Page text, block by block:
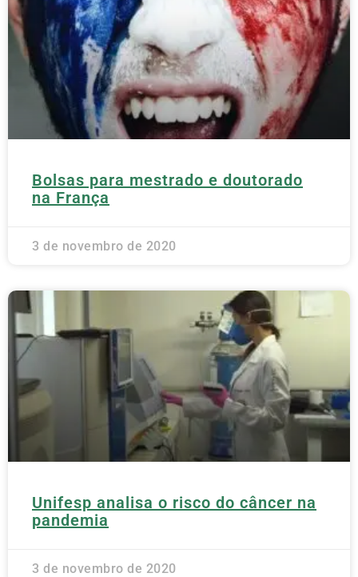
Bolsas para mestrado e doutorado
na França
3 de novembro de 2020
Unifesp analisa o risco do câncer na
pandemia
3 de novembro de 2020